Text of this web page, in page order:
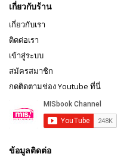
เกี่ยวกับร้าน
เกี่ยวกับเรา
ติดต่อเรา
เข้าสู่ระบบ
สมัครสมาชิก
กดติดตามช่อง Youtube ที่นี่
ข้อมูลติดต่อ